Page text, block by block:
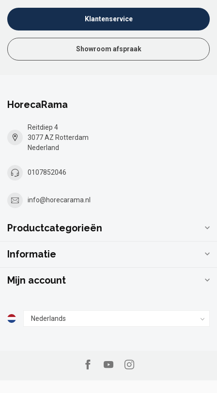
Klantenservice
Showroom afspraak
HorecaRama
Reitdiep 4
3077 AZ Rotterdam
Nederland
0107852046
info@horecarama.nl
Productcategorieën
Informatie
Mijn account